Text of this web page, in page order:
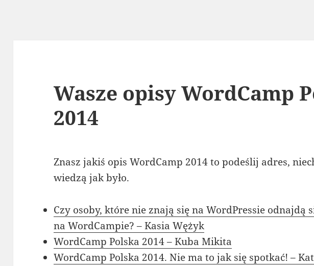
Wasze opisy WordCamp
2014
Znasz jakiś opis WordCamp 2014 to podeślij adres,
wiedzą jak było.
Czy osoby, które nie znają się na WordPressie odnajdą
na WordCampie? – Kasia Wężyk
WordCamp Polska 2014 – Kuba Mikita
WordCamp Polska 2014. Nie ma to jak się spotkać! –